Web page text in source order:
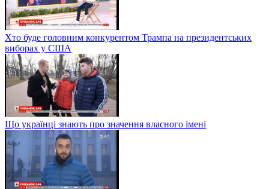
Хто буде головним конкурентом Трампа на президентських
виборах у США
Що українці знають про значення власного імені